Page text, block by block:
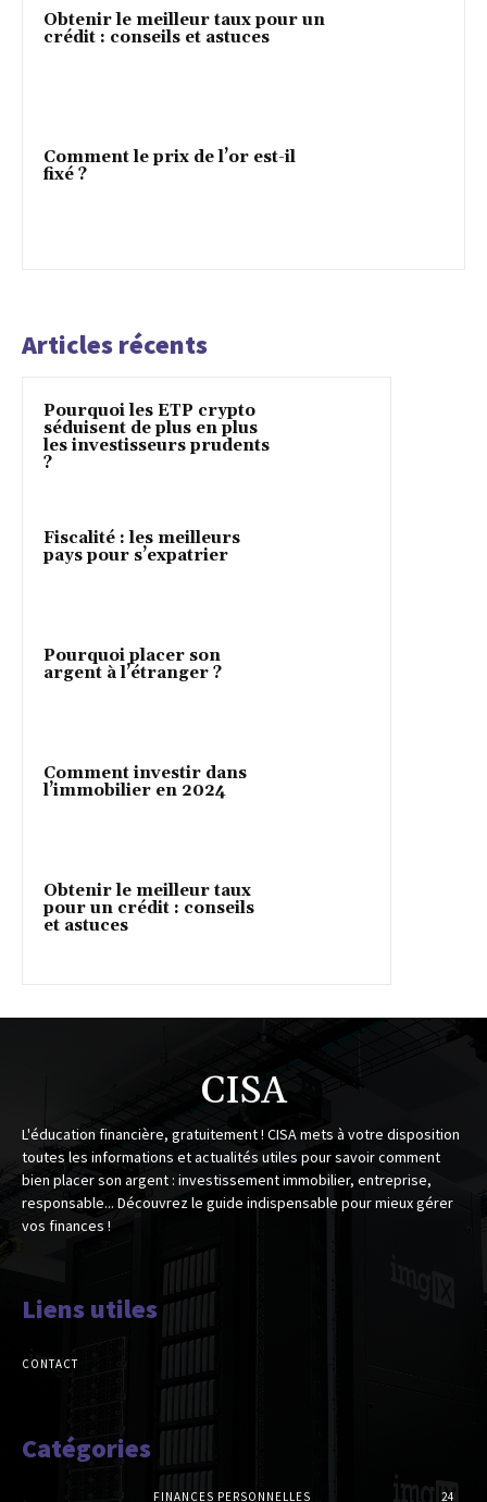
Obtenir le meilleur taux pour un
crédit : conseils et astuces
Comment le prix de l’or est-il
fixé ?
Articles récents
Pourquoi les ETP crypto
séduisent de plus en plus
les investisseurs prudents
?
Fiscalité : les meilleurs
pays pour s’expatrier
Pourquoi placer son
argent à l’étranger ?
Comment investir dans
l’immobilier en 2024
Obtenir le meilleur taux
pour un crédit : conseils
et astuces
CISA
L'éducation financière, gratuitement ! CISA mets à votre disposition
toutes les informations et actualités utiles pour savoir comment
bien placer son argent : investissement immobilier, entreprise,
responsable... Découvrez le guide indispensable pour mieux gérer
vos finances !
Liens utiles
CONTACT
Catégories
FINANCES PERSONNELLES 24